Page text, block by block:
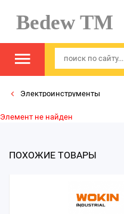
Bedew TM
Электроинструменты
Элемент не найден
ПОХОЖИЕ ТОВАРЫ